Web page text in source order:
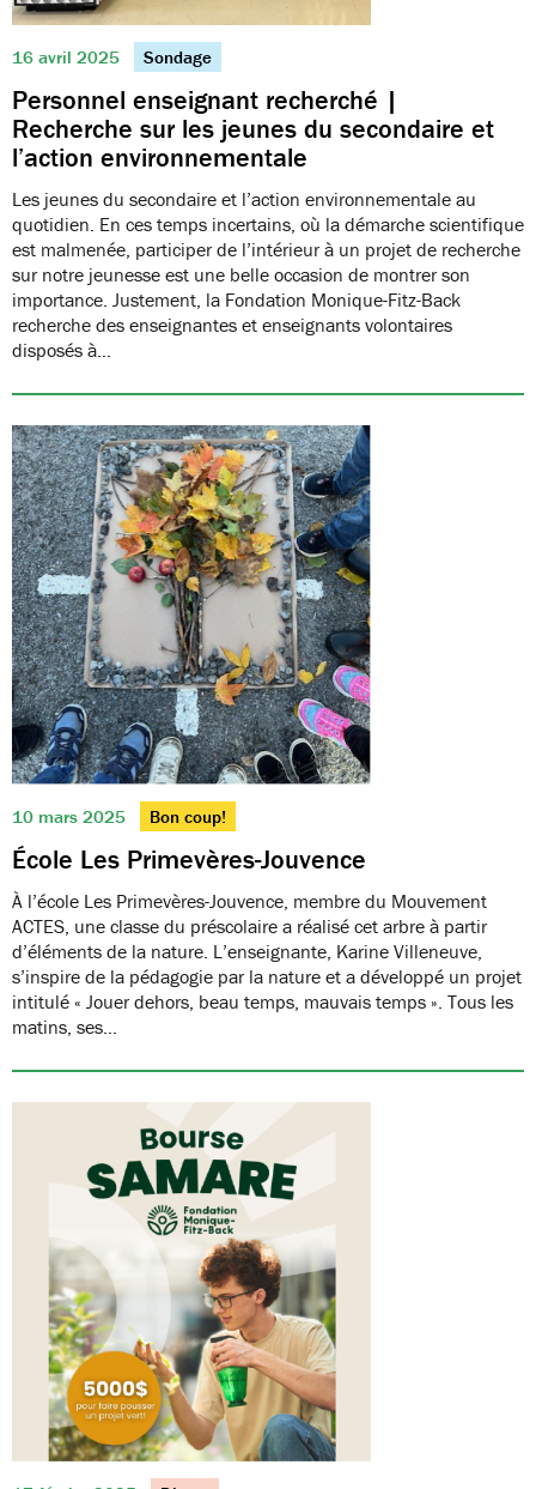
16 avril 2025 Sondage
Personnel enseignant recherché |
Recherche sur les jeunes du secondaire et
l’action environnementale
Les jeunes du secondaire et l’action environnementale au
quotidien. En ces temps incertains, où la démarche scientifique
est malmenée, participer de l’intérieur à un projet de recherche
sur notre jeunesse est une belle occasion de montrer son
importance. Justement, la Fondation Monique-Fitz-Back
recherche des enseignantes et enseignants volontaires
disposés à…
10 mars 2025 Bon coup!
École Les Primevères-Jouvence
À l’école Les Primevères-Jouvence, membre du Mouvement
ACTES, une classe du préscolaire a réalisé cet arbre à partir
d’éléments de la nature. L’enseignante, Karine Villeneuve,
s’inspire de la pédagogie par la nature et a développé un projet
intitulé « Jouer dehors, beau temps, mauvais temps ». Tous les
matins, ses…